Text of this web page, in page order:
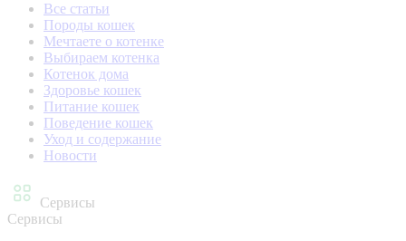
Все статьи
Породы кошек
Мечтаете о котенке
Выбираем котенка
Котенок дома
Здоровье кошек
Питание кошек
Поведение кошек
Уход и содержание
Новости
Сервисы
Сервисы